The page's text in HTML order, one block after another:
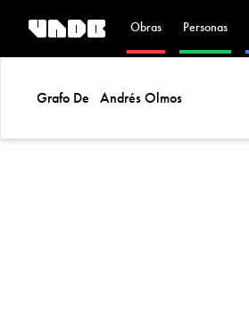
Obras Personas
Grafo De Andrés Olmos